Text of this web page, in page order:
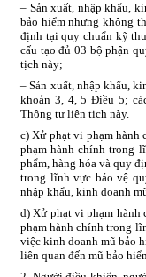
– Sản xuất, nhập khẩu,
bảo hiểm nhưng không
định tại quy chuẩn kỹ
cấu tạo đủ 03 bộ phận
tịch này;
– Sản xuất, nhập khẩu,
khoản 3, 4, 5 Điều 5;
Thông tư liên tịch này.
c) Xử phạt vi phạm hành
phạm hành chính trong
phẩm, hàng hóa và quy
trong lĩnh vực bảo vệ
nhập khẩu, kinh doanh
d) Xử phạt vi phạm
phạm hành chính trong
việc kinh doanh mũ bảo
liên quan đến mũ bảo